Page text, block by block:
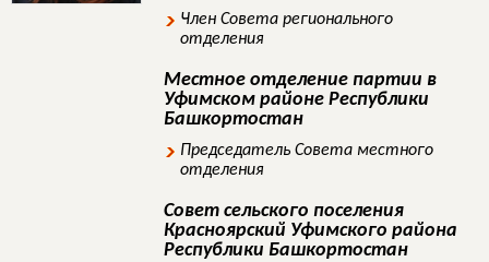
Член Совета регионального
отделения
Местное отделение партии в
Уфимском районе Республики
Башкортостан
Председатель Совета местного
отделения
Совет сельского поселения
Красноярский Уфимского района
Республики Башкортостан